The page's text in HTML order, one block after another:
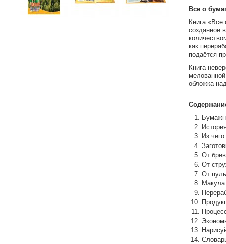
Все о
Книга
созданное
как
подаётся
Книга
обложка
Из
От
От
От